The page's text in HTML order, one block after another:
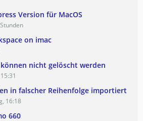
Version für MacOS
on imac
nicht gelöscht werden
in falscher Reihenfolge importiert
16:18
660